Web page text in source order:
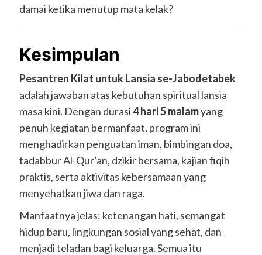
damai ketika menutup mata kelak?
Kesimpulan
Pesantren Kilat untuk Lansia se-Jabodetabek
adalah jawaban atas kebutuhan spiritual lansia
masa kini. Dengan durasi4 hari 5 malamyang
penuh kegiatan bermanfaat, program ini
menghadirkan penguatan iman, bimbingan doa,
tadabbur Al-Qur’an, dzikir bersama, kajian fiqih
praktis, serta aktivitas kebersamaan yang
menyehatkan jiwa dan raga.
Manfaatnya jelas: ketenangan hati, semangat
hidup baru, lingkungan sosial yang sehat, dan
menjadi teladan bagi keluarga. Semua itu